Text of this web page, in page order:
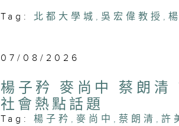
Tag: 北都大學城 , 吳宏偉教授 ,
07/08/2026
楊子矜 麥尚中 蔡朗清
社會熱點話題
Tag: 楊子矜 , 麥尚中 , 蔡朗清 , 許